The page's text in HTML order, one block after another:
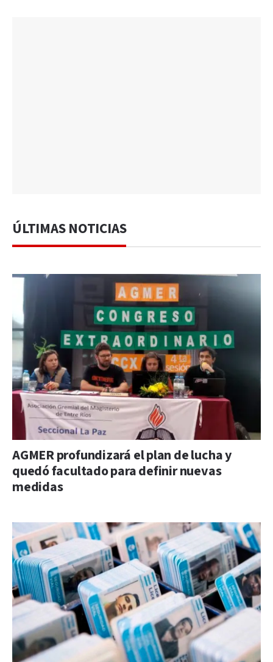
ÚLTIMAS NOTICIAS
AGMER profundizará el plan de lucha y
quedó facultado para definir nuevas
medidas